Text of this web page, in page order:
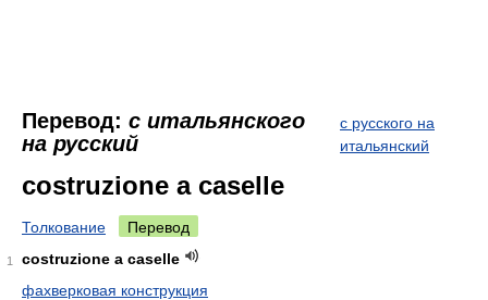
Перевод: с итальянского
на русский
с русского на
итальянский
costruzione a caselle
Толкование Перевод
1
costruzione a caselle
фахверковая конструкция